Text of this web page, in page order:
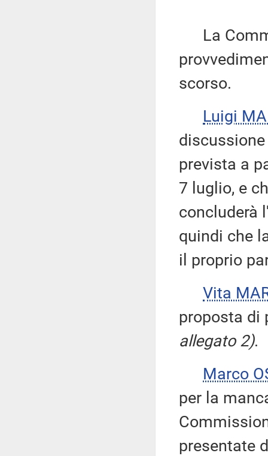
La
scorso.
Luigi
prevista a
7 luglio, e
concluderà
quindi che
il proprio
Vita
proposta di
allegato 2).
Marco
per la
presentate